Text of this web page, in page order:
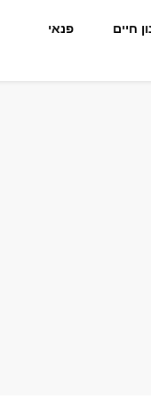
חיים פנאי